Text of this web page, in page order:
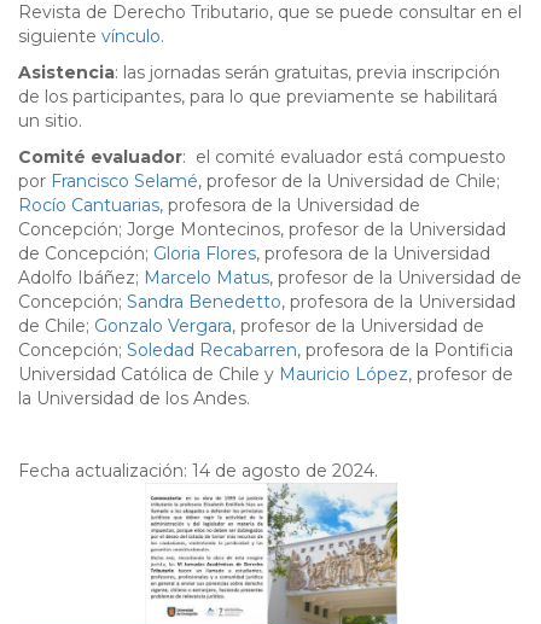
Revista de Derecho Tributario, que se puede consultar en el
siguiente vínculo.
Asistencia: las jornadas serán gratuitas, previa inscripción
de los participantes, para lo que previamente se habilitará
un sitio.
Comité evaluador: el comité evaluador está compuesto
por Francisco Selamé, profesor de la Universidad de Chile;
Rocío Cantuarias, profesora de la Universidad de
Concepción; Jorge Montecinos, profesor de la Universidad
de Concepción; Gloria Flores, profesora de la Universidad
Adolfo Ibáñez; Marcelo Matus, profesor de la Universidad de
Concepción; Sandra Benedetto, profesora de la Universidad
de Chile; Gonzalo Vergara, profesor de la Universidad de
Concepción; Soledad Recabarren, profesora de la Pontificia
Universidad Católica de Chile y Mauricio López, profesor de
la Universidad de los Andes.
Fecha actualización: 14 de agosto de 2024.